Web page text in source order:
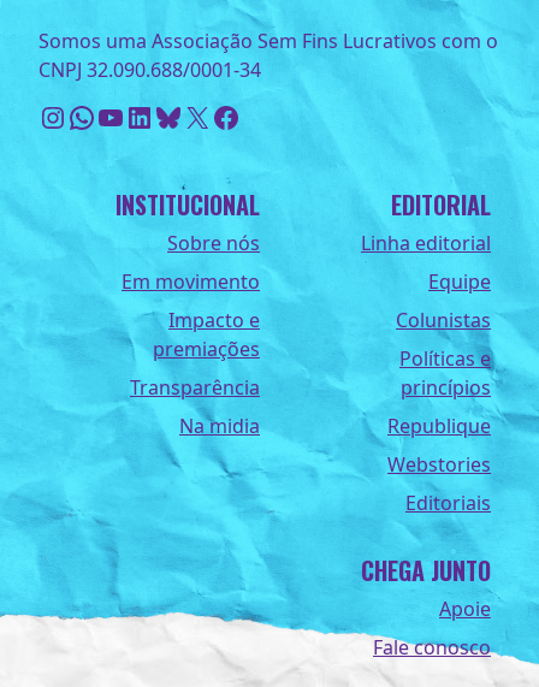
Somos uma Associação Sem Fins Lucrativos com o
CNPJ 32.090.688/0001-34
Instagram
WhatsApp
Youtube
LinkedIn
Bluesky
X Facebook
INSTITUCIONAL
Sobre nós
Em movimento
Impacto e
premiações
Transparência
Na midia
EDITORIAL
Linha editorial
Equipe
Colunistas
Políticas e
princípios
Republique
Webstories
Editoriais
CHEGA JUNTO
Apoie
Fale conosco